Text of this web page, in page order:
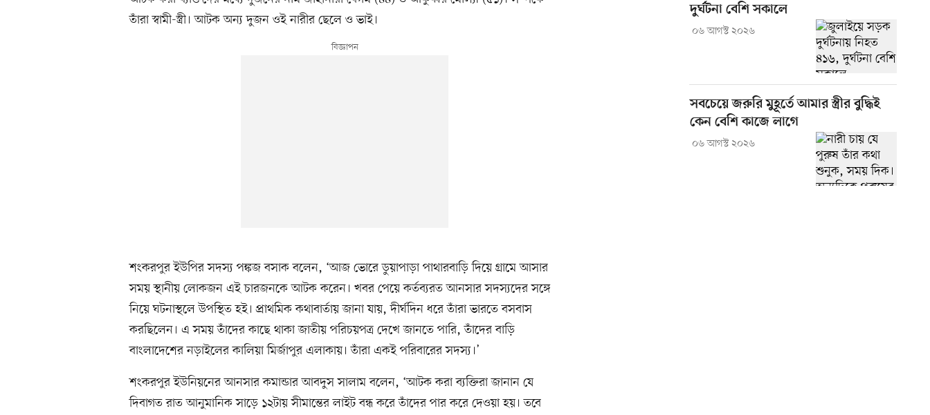
তাঁরা স্বামী-স্ত্রী। আটক অন্য দুজন ওই নারীর ছেলে ও ভাই।
শংকরপুর ইউপির সদস্য পঙ্কজ বসাক বলেন, ‘আজ ভোরে ডুয়াপাড়া পাথারবাড়ি দিয়ে গ্রামে আসার
সময় স্থানীয় লোকজন এই চারজনকে আটক করেন। খবর পেয়ে কর্তব্যরত আনসার সদস্যদের সঙ্গে
নিয়ে ঘটনাস্থলে উপস্থিত হই। প্রাথমিক কথাবার্তায় জানা যায়, দীর্ঘদিন ধরে তাঁরা ভারতে বসবাস
করছিলেন। এ সময় তাঁদের কাছে থাকা জাতীয় পরিচয়পত্র দেখে জানতে পারি, তাঁদের বাড়ি
বাংলাদেশের নড়াইলের কালিয়া মির্জাপুর এলাকায়। তাঁরা একই পরিবারের সদস্য।’
শংকরপুর ইউনিয়নের আনসার কমান্ডার আবদুস সালাম বলেন, ‘আটক করা ব্যক্তিরা জানান যে
দিবাগত রাত আনুমানিক সাড়ে ১২টায় সীমান্তের লাইট বন্ধ করে তাঁদের পার করে দেওয়া হয়। তবে
দুর্ঘটনা বেশি সকালে
০৬ আগস্ট ২০২৬
সবচেয়ে জরুরি মুহূর্তে আমার স্ত্রীর বুদ্ধিই
কেন বেশি কাজে লাগে
০৬ আগস্ট ২০২৬